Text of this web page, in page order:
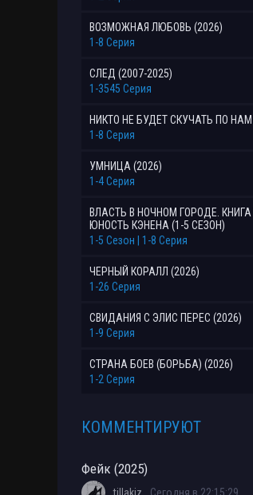
ВОЗМОЖНАЯ ЛЮБОВЬ (2026)
1-8 Серия
СЛЕД (2007-2025)
1-3545 Серия
НИКТО НЕ БУДЕТ СКУЧАТЬ ПО НАМ
1-8 Серия
УМНИЦА (2026)
1-4 Серия
ВЛАСТЬ В НОЧНОМ ГОРОДЕ. КНИГА
ЮНОСТЬ КЭНЕНА (1-5 СЕЗОН)
1-5 Сезон | 1-8 Серия
ЧЕРНЫЙ КОРАЛЛ (2026)
1-26 Серия
СВИДАНИЯ С ЭЛИС ПЕРЕС (2026)
1-9 Серия
СТРАНА БОЕВ (БОРЬБА) (2026)
1-2 Серия
КОММЕНТИРУЮТ
Фейк (2025)